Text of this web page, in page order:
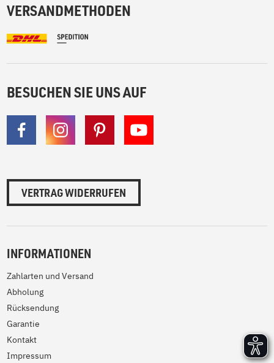
VERSANDMETHODEN
BESUCHEN SIE UNS AUF
VERTRAG WIDERRUFEN
INFORMATIONEN
Zahlarten und Versand
Abholung
Rücksendung
Garantie
Kontakt
Impressum